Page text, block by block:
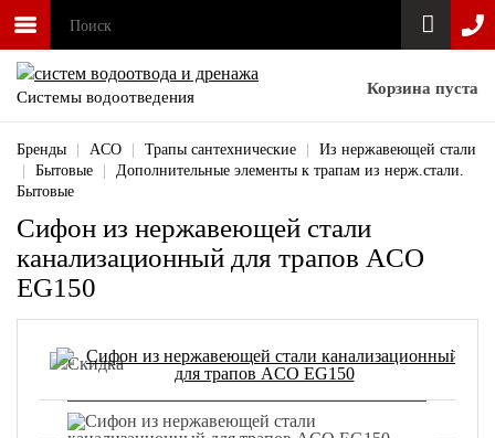
Системы водоотведения Корзина пуста
Бренды ACO Трапы сантехнические
Из нержавеющей стали
Бытовые
Дополнительные элементы к трапам из нерж.стали.
Бытовые
Сифон из нержавеющей стали
канализационный для трапов ACO
EG150